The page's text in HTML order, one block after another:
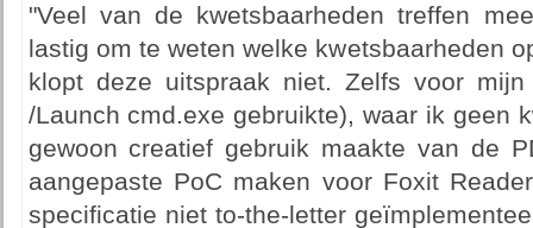
"Veel van de kwetsbaarheden treffen
lastig om te weten welke kwetsbaarheden
klopt deze uitspraak niet. Zelfs voor
/Launch cmd.exe gebruikte), waar ik geen
gewoon creatief gebruik maakte van de
aangepaste PoC maken voor Foxit
specificatie niet to-the-letter